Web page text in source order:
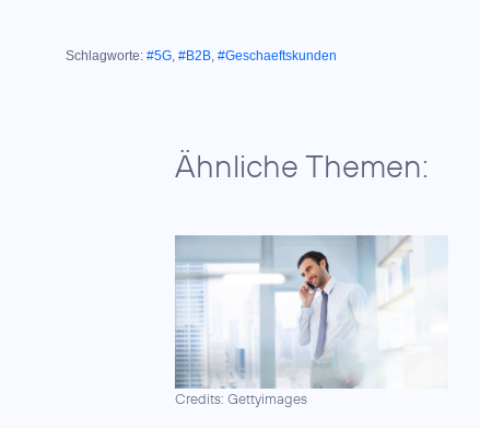
Schlagworte: #5G, #B2B, #Geschaeftskunden
Ähnliche Themen:
Credits: Gettyimages